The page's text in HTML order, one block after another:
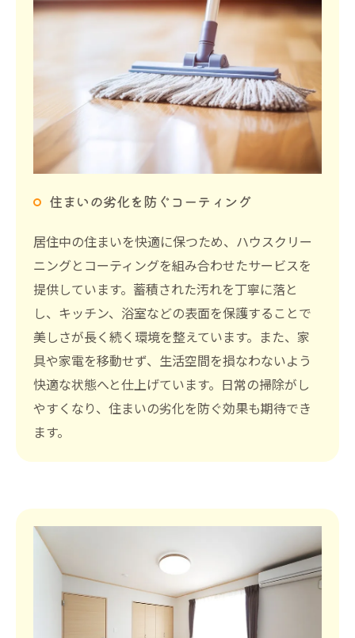
住まいの劣化を防ぐコーティング
居住中の住まいを快適に保つため、ハウスクリー
ニングとコーティングを組み合わせたサービスを
提供しています。蓄積された汚れを丁寧に落と
し、キッチン、浴室などの表面を保護することで
美しさが長く続く環境を整えています。また、家
具や家電を移動せず、生活空間を損なわないよう
快適な状態へと仕上げています。日常の掃除がし
やすくなり、住まいの劣化を防ぐ効果も期待でき
ます。